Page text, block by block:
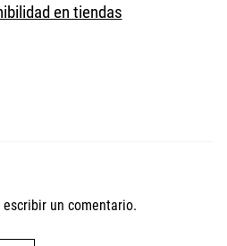
en tiendas
un comentario.